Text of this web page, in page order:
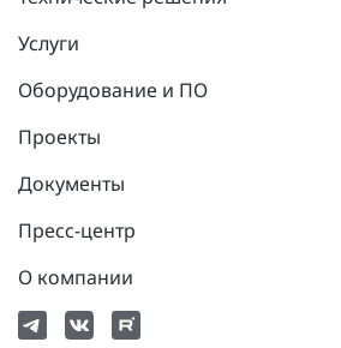
Услуги
Оборудование и ПО
Проекты
Документы
Пресс-центр
О компании